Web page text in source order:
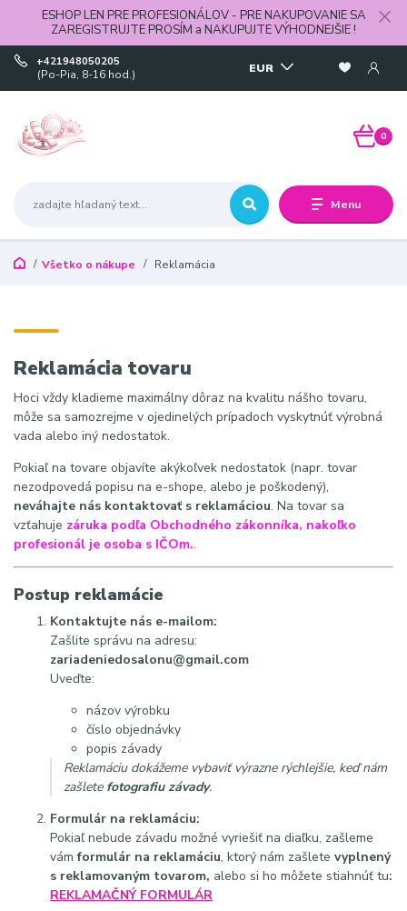
ESHOP LEN PRE PROFESIONÁLOV - PRE NAKUPOVANIE SA
ZAREGISTRUJTE PROSÍM a NAKUPUJTE VÝHODNEJŠIE !
Menu
EUR
+421948050205
(Po-Pia, 8-16 hod.)
0
Všetko o nákupe Reklamácia
Reklamácia tovaru
Hoci vždy kladieme maximálny dôraz na kvalitu nášho tovaru,
môže sa samozrejme v ojedinelých prípadoch vyskytnúť výrobná
vada alebo iný nedostatok.
Pokiaľ na tovare objavíte akýkoľvek nedostatok (napr. tovar
nezodpovedá popisu na e-shope, alebo je poškodený),
neváhajte nás kontaktovať s reklamáciou. Na tovar sa
vzťahuje záruka podľa Obchodného zákonníka, nakoľko
profesionál je osoba s IČOm..
Postup reklamácie
Kontaktujte nás e-mailom:
Zašlite správu na adresu:
zariadeniedosalonu@gmail.com
Uveďte:
názov výrobku
číslo objednávky
popis závady
Reklamáciu dokážeme vybaviť výrazne rýchlejšie, keď nám
zašlete fotografiu závady.
Formulár na reklamáciu:
Pokiaľ nebude závadu možné vyriešiť na diaľku, zašleme
vámformulár na reklamáciu, ktorý nám zašlete vyplnený
s reklamovaným tovarom, alebo si ho môžete stiahnúť tu:
REKLAMAČNÝ FORMULÁR